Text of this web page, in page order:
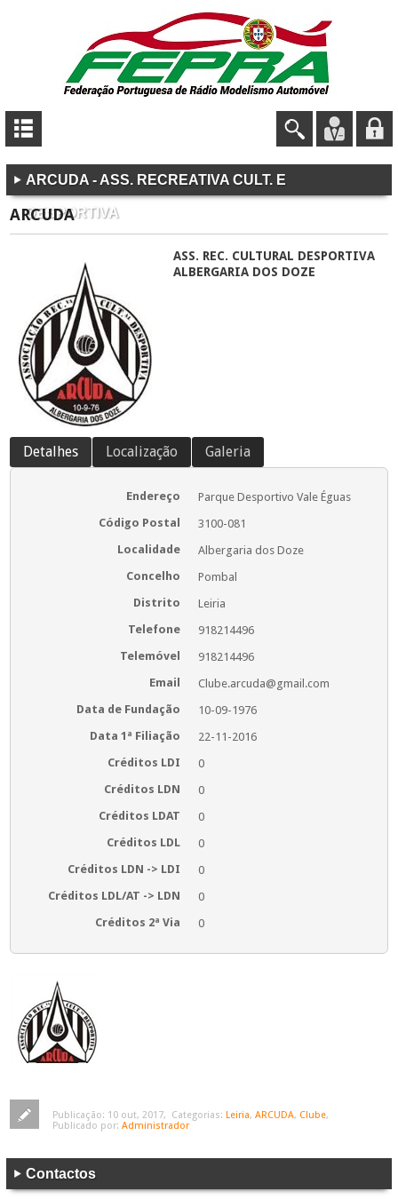
ARCUDA - ASS. RECREATIVA CULT. E
DESPORTIVA
ARCUDA
ASS. REC. CULTURAL DESPORTIVA
ALBERGARIA DOS DOZE
Detalhes Localização Galeria
Endereço
Parque Desportivo Vale Éguas
Código Postal
3100-081
Localidade
Albergaria dos Doze
Concelho
Pombal
Distrito
Leiria
Telefone
918214496
Telemóvel
918214496
Email
Clube.arcuda@gmail.com
Data de Fundação
10-09-1976
Data 1ª Filiação
22-11-2016
Créditos LDI
0
Créditos LDN
0
Créditos LDAT
0
Créditos LDL
0
Créditos LDN -> LDI
0
Créditos LDL/AT -> LDN
0
Créditos 2ª Via
0
Publicação: 10 out, 2017, Categorias: Leiria, ARCUDA, Clube,
Publicado por: Administrador
Contactos